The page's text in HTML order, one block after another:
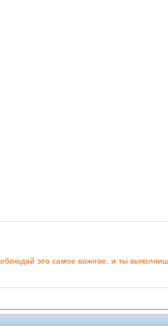
это самое важное, и ты